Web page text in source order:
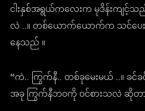
ငါးနှစ်အရွယ်ကလေးက မုဒိန်းကျ
လဲ ..။ တစ်ယောက်ယောက်က သင်ပေ
နေသည် ။
“ကဲ.. ကြွက်နီ.. တစ်ခုမေးမယ် ..။ ခ
အခု ကြွက်နီဘဝကို ဝင်စားသလဲ ဆိုတာ